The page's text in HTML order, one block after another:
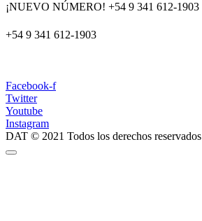
¡NUEVO NÚMERO! +54 9 341 612-1903
+54 9 341 612-1903
Facebook-f
Twitter
Youtube
Instagram
DAT © 2021 Todos los derechos reservados